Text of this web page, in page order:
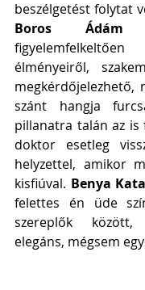
Boros Ádám
élményeiről,
megkérdőjelezhető,
szánt hangja
pillanatra talán az is
doktor esetleg
helyzettel, amikor
kisfiúval. Benya Kata
felettes én üde
szereplők
elegáns, mégsem